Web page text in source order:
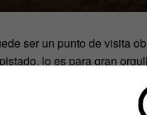
ser un punto de visita
lo es para gran